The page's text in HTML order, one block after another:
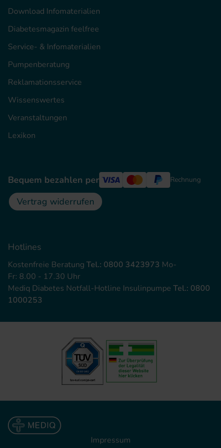
Download Infomaterialien
Diabetesmagazin feelfree
Service- & Infomaterialien
Pumpenberatung
Reklamationsservice
Wissenswertes
Veranstaltungen
Lexikon
Bequem bezahlen per Rechnung
Vertrag widerrufen
Hotlines
Kostenfreie Beratung Tel.: 0800 3423973 Mo-
Fr: 8.00 - 17.30 Uhr
Mediq Diabetes Notfall-Hotline Insulinpumpe Tel.: 0800
1000253
Impressum